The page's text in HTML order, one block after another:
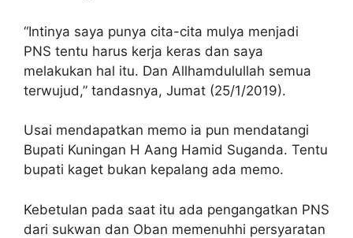
“Intinya saya punya cita-cita mulya menjadi
PNS tentu harus kerja keras dan saya
melakukan hal itu. Dan Allhamdulullah semua
terwujud,” tandasnya, Jumat (25/1/2019).
Usai mendapatkan memo ia pun mendatangi
Bupati Kuningan H Aang Hamid Suganda. Tentu
bupati kaget bukan kepalang ada memo.
Kebetulan pada saat itu ada pengangatkan PNS
dari sukwan dan Oban memenuhhi persyaratan